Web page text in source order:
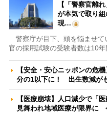
【「警察官離
が本気で取り
現…
警察庁が目下、頭を悩ませて
官の採用試験の受験者数は10
【安全・安心ニッポンの危
分の1以下に！ 出生数減が
【医療崩壊】人口減少で「
見舞われ地域医療が限界に